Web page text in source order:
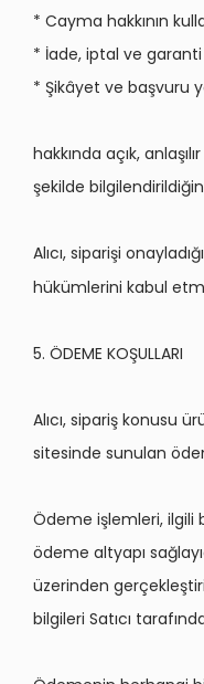
* Cayma hakkının
* İade, iptal ve garanti
* Şikâyet ve başvuru
hakkında açık,
şekilde
Alıcı, siparişi
hükümlerini kabul
5. ÖDEME KOŞULLARI
Alıcı, sipariş konusu
sitesinde sunulan ö
Ödeme işlemleri, ilgili
ödeme altyapı sağlay
üzerinden
bilgileri Satıcı